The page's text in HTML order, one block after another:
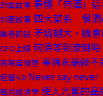
封面故事 看懂「侍酒」這
封面故事 四大菜系 餐酒
編者的話 矛盾越大，機
CEO上線 何須等到潦倒時
商場自慢塾 事情永遠做不
經營4.0 Never say
風尚經濟學 使人亢奮的品